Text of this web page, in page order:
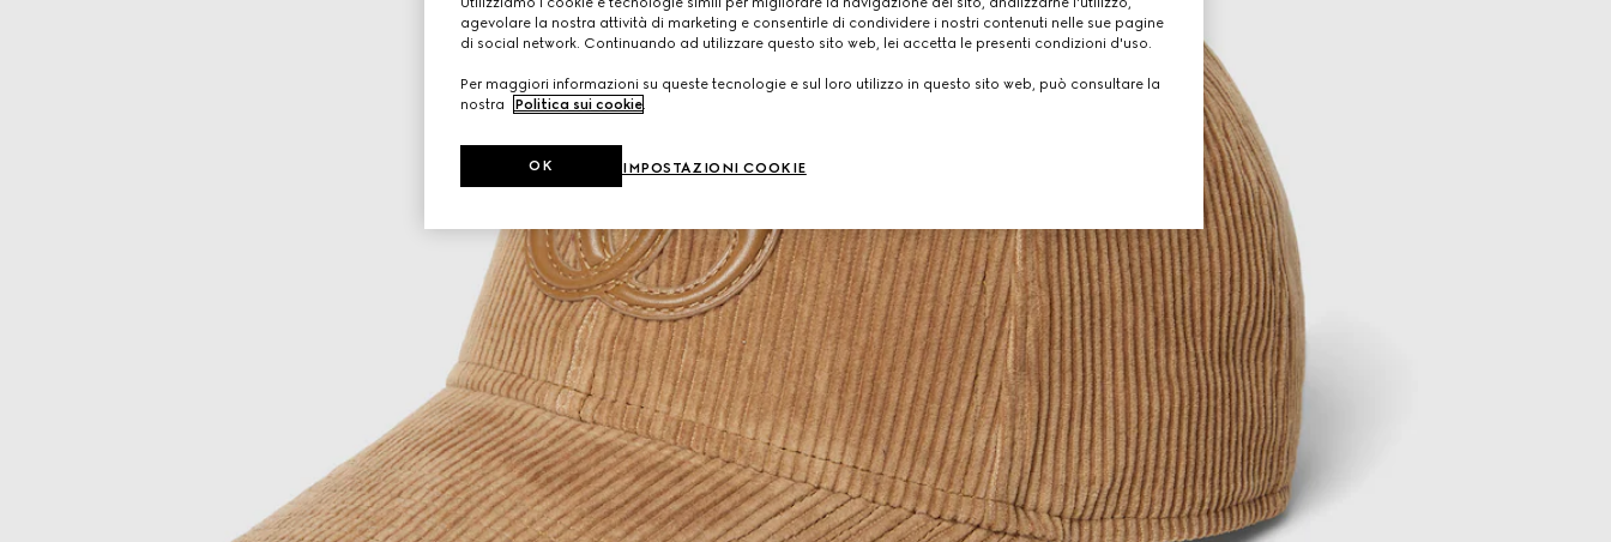
agevolare la nostra attività di marketing e consentirle di condividere i nostri contenuti nelle sue pagine
di social network. Continuando ad utilizzare questo sito web, lei accetta le presenti condizioni d'uso.
Per maggiori informazioni su queste tecnologie e sul loro utilizzo in questo sito web, può consultare la
nostra
Politica sui cookie
IMPOSTAZIONI COOKIE
OK